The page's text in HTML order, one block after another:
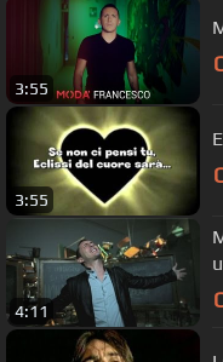
3:55
3:55
4:11